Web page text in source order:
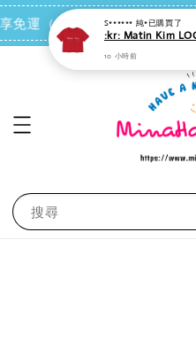
運（台灣離島地區除外）
搜尋